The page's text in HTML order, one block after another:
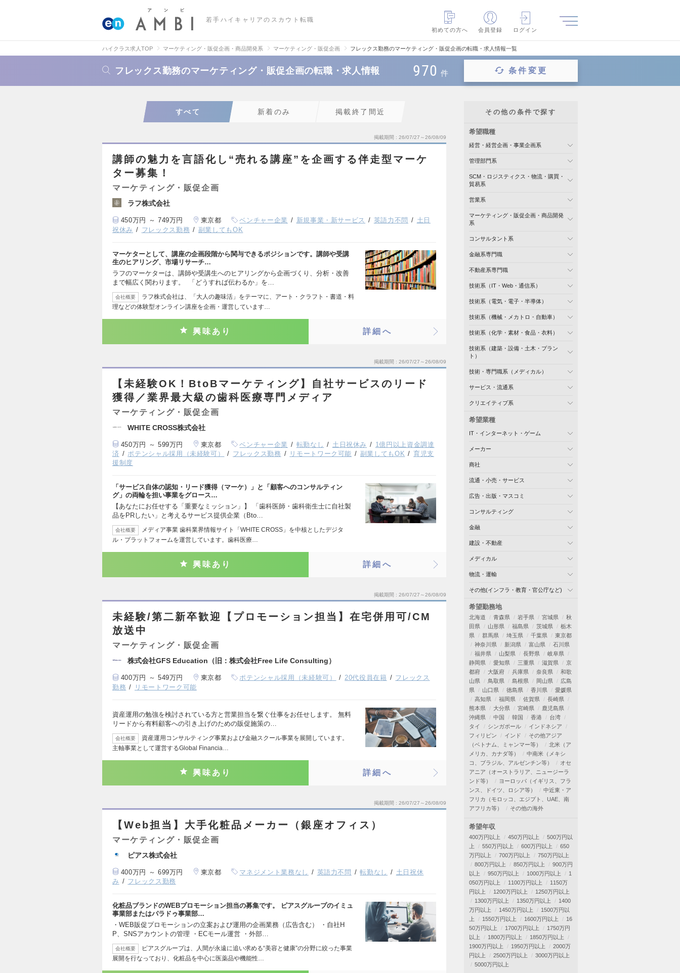
若手ハイキャリアのスカウト転職
初めての方へ
会員登録 ログイン
ハイクラス求人TOP マーケティング・販促企画・商品開発系 マーケティング・販促企画 フレックス勤務のマーケティング・販促企画の転職・求人情報一覧
フレックス勤務のマーケティング・販促企画の転職・求人情報 970 件 条件変更
すべて 新着のみ 掲載終了間近
掲載期間 26/07/27～26/08/09
講師の魅力を言語化し“売れる講座”を企画する伴走型マーケ
ター募集！
マーケティング・販促企画
ラフ株式会社
450万円 ～ 749万円 東京都 ベンチャー企業 新規事業・新サービス 英語力不問
土日
祝休み
フレックス勤務 副業してもOK
マーケターとして、講座の企画段階から関与できるポジションです。講師や受講
生のヒアリング、市場リサーチ…
ラフのマーケターは、講師や受講生へのヒアリングから企画づくり、分析・改善
まで幅広く関わります。 「どうすれば伝わるか」を…
会社概要
ラフ株式会社は、「大人の趣味活」をテーマに、アート・クラフト・書道・料
理などの体験型オンライン講座を企画・運営しています…
興味あり 詳細へ
掲載期間 26/07/27～26/08/09
【未経験OK！BtoBマーケティング】自社サービスのリード
獲得／業界最大級の歯科医療専門メディア
マーケティング・販促企画
WHITE CROSS株式会社
450万円 ～ 599万円 東京都 ベンチャー企業 転勤なし 土日祝休み
1億円以上資金調達
済
ポテンシャル採用（未経験可） フレックス勤務 リモートワーク可能 副業してもOK
育児支
援制度
「サービス自体の認知・リード獲得（マーケ）」と「顧客へのコンサルティン
グ」の両輪を担い事業をグロース…
【あなたにお任せする「重要なミッション」】 「歯科医師・歯科衛生士に自社製
品をPRしたい」と考えるサービス提供企業（Bto…
会社概要
メディア事業 歯科業界情報サイト「WHITE CROSS」を中核としたデジタ
ル・プラットフォームを運営しています。歯科医療…
興味あり 詳細へ
掲載期間 26/07/27～26/08/09
未経験/第二新卒歓迎【プロモーション担当】在宅併用可/CM
放送中
マーケティング・販促企画
株式会社GFS Education（旧：株式会社Free Life Consulting）
400万円 ～ 549万円 東京都 ポテンシャル採用（未経験可） 20代役員在籍
フレックス
勤務
リモートワーク可能
資産運用の勉強を検討されている方と営業担当を繋ぐ仕事をお任せします。 無料
リードから有料顧客への引き上げのための販促施策の…
会社概要
資産運用コンサルティング事業および金融スクール事業を展開しています。
主軸事業として運営するGlobal Financia…
興味あり 詳細へ
掲載期間 26/07/27～26/08/09
【Web担当】大手化粧品メーカー（銀座オフィス）
マーケティング・販促企画
ピアス株式会社
400万円 ～ 699万円 東京都 マネジメント業務なし 英語力不問 転勤なし
土日祝休
み
フレックス勤務
化粧品ブランドのWEBプロモーション担当の募集です。 ピアスグループのイミュ
事業部またはパラドゥ事業部…
・WEB販促プロモーションの立案および運用の企画業務（広告含む） ・自社H
P、SNSアカウントの管理 ・ECモール運営 ・外部…
会社概要
ピアスグループは、人間が永遠に追い求める“美容と健康”の分野に絞った事業
展開を行なっており、化粧品を中心に医薬品や機能性…
その他の条件で探す
希望職種
経営・経営企画・事業企画系
管理部門系
SCM・ロジスティクス・物流・購買・
貿易系
営業系
マーケティング・販促企画・商品開発
系
コンサルタント系
金融系専門職
不動産系専門職
技術系（IT・Web・通信系）
技術系（電気・電子・半導体）
技術系（機械・メカトロ・自動車）
技術系（化学・素材・食品・衣料）
技術系（建築・設備・土木・プラン
ト）
技術・専門職系（メディカル）
サービス・流通系
クリエイティブ系
希望業種
IT・インターネット・ゲーム
メーカー
商社
流通・小売・サービス
広告・出版・マスコミ
コンサルティング
金融
建設・不動産
メディカル
物流・運輸
その他(インフラ・教育・官公庁など)
希望勤務地
北海道 青森県 岩手県 宮城県
秋
田県
山形県 福島県 茨城県
栃木
県
群馬県 埼玉県 千葉県
東京都
神奈川県
新潟県 富山県
石川県
福井県
山梨県 長野県
岐阜県
静岡県
愛知県 三重県 滋賀県
京
都府
大阪府 兵庫県 奈良県
和歌
山県
鳥取県 島根県 岡山県
広島
県
山口県 徳島県 香川県
愛媛県
高知県
福岡県 佐賀県
長崎県
熊本県
大分県 宮崎県
鹿児島県
沖縄県
中国 韓国 香港
台湾
タイ
シンガポール
インドネシア
フィリピン
インド
その他アジア
（ベトナム、ミャンマー等）
北米（ア
メリカ、カナダ等）
中南米（メキシ
コ、ブラジル、アルゼンチン等）
オセ
アニア（オーストラリア、ニュージーラ
ンド等）
ヨーロッパ（イギリス、フラ
ンス、ドイツ、ロシア等）
中近東・ア
フリカ（モロッコ、エジプト、UAE、南
アフリカ等）
その他の海外
希望年収
400万円以上 450万円以上
500万円以
上
550万円以上 600万円以上
650
万円以上
700万円以上
750万円以上
800万円以上
850万円以上
900万円
以上
950万円以上 1000万円以上
1
050万円以上
1100万円以上
1150万
円以上
1200万円以上
1250万円以上
1300万円以上
1350万円以上
1400
万円以上
1450万円以上
1500万円以
上
1550万円以上 1600万円以上
16
50万円以上
1700万円以上
1750万円
以上
1800万円以上
1850万円以上
1900万円以上
1950万円以上
2000万
円以上
2500万円以上
3000万円以上
5000万円以上